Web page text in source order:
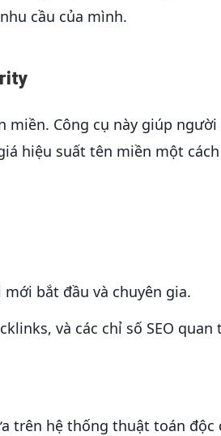
cầu của mình.
miền. Công cụ này giúp
hiệu suất tên miền một
bắt đầu và chuyên gia.
và các chỉ số SEO quan
trên hệ thống thuật toán độc